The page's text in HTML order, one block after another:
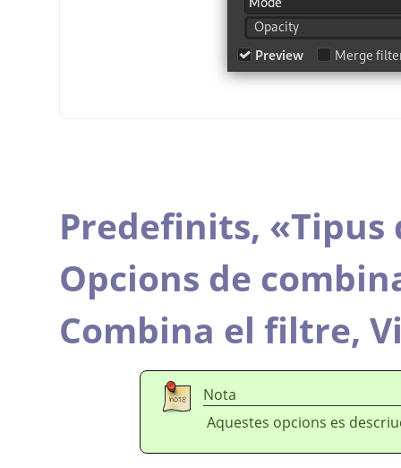
Predefinits, «Tipus
Opcions de
Combina el filtre,
Nota
Aquestes opcions es